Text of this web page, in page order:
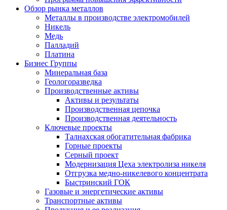
Обзор рынка металлов
Металлы в производстве электромобилей
Никель
Медь
Палладий
Платина
Бизнес Группы
Минеральная база
Геологоразведка
Производственные активы
Активы и результаты
Производственная цепочка
Производственная деятельность
Ключевые проекты
Талнахская обогатительная фабрика
Горные проекты
Серный проект
Модернизация Цеха электролиза никеля
Отгрузка медно-никелевого концентрата
Быстринский ГОК
Газовые и энергетические активы
Транспортные активы